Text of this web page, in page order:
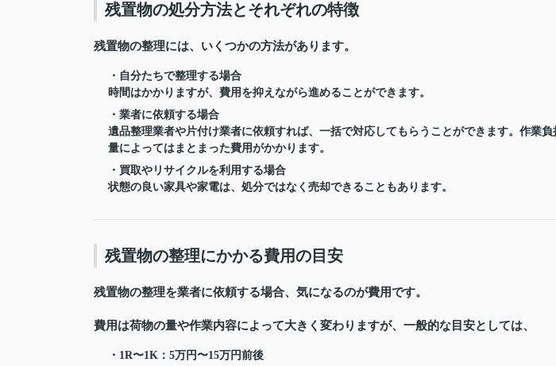
残置物の処分方法とそれぞれの特徴
残置物の整理には、いくつかの方法があります。
・自分たちで整理する場合
時間はかかりますが、費用を抑えながら進めることができます。
・業者に依頼する場合
遺品整理業者や片付け業者に依頼すれば、一括で対応してもらうことができます。作業
量によってはまとまった費用がかかります。
・買取やリサイクルを利用する場合
状態の良い家具や家電は、処分ではなく売却できることもあります。
残置物の整理にかかる費用の目安
残置物の整理を業者に依頼する場合、気になるのが費用です。
費用は荷物の量や作業内容によって大きく変わりますが、一般的な目安としては、
・1R〜1K：5万円〜15万円前後